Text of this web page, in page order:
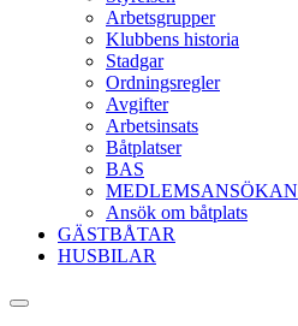
Arbetsgrupper
Klubbens historia
Stadgar
Ordningsregler
Avgifter
Arbetsinsats
Båtplatser
BAS
MEDLEMSANSÖKAN
Ansök om båtplats
GÄSTBÅTAR
HUSBILAR